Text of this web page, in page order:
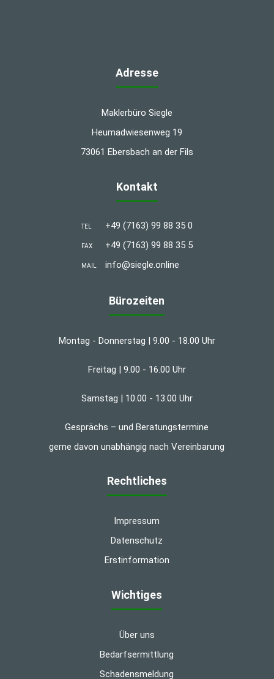
Adresse
Maklerbüro Siegle
Heumadwiesenweg 19
73061 Ebersbach an der Fils
Kontakt
TEL +49 (7163) 99 88 35 0
FAX +49 (7163) 99 88 35 5
MAIL info@siegle.online
Bürozeiten
Montag - Donnerstag | 9.00 - 18.00 Uhr
Freitag | 9.00 - 16.00 Uhr
Samstag | 10.00 - 13.00 Uhr
Gesprächs – und Beratungstermine
gerne davon unabhängig nach Vereinbarung
Rechtliches
Impressum
Datenschutz
Erstinformation
Wichtiges
Über uns
Bedarfsermittlung
Schadensmeldung